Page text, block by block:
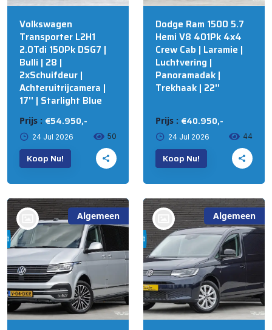
Volkswagen
Transporter L2H1
2.0Tdi 150Pk DSG7 |
Bulli | 28 |
2xSchuifdeur |
Achteruitrijcamera |
17'' | Starlight Blue
Prijs : €54.950,-
24 Jul 2026 50
Koop Nu!
Dodge Ram 1500 5.7
Hemi V8 401Pk 4x4
Crew Cab | Laramie |
Luchtvering |
Panoramadak |
Trekhaak | 22''
Prijs : €40.950,-
24 Jul 2026 44
Koop Nu!
Algemeen
bij @Russcher Auto's
Algemeen
bij @Russcher Auto's